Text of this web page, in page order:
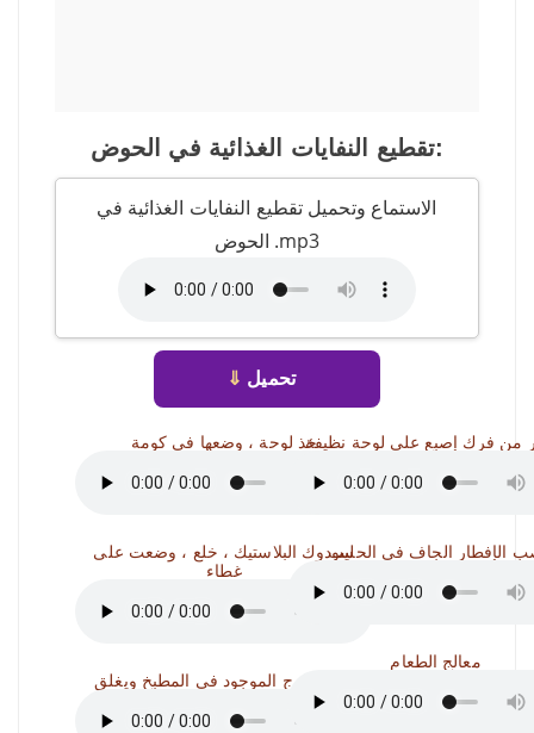
تقطيع النفايات الغذائية في الحوض:
الاستماع وتحميل تقطيع النفايات الغذائية في
الحوض .mp3
⇓ تحميل
خذ لوحة ، وضعها في كومة
سودوك البلاستيك ، خلع ، وضعت على
غطاء
يفتح الدرج الموجود في المطبخ ويغلق
من فرك إصبع على لوحة نظيفة
الإفطار الجاف في الحليب
معالج الطعام